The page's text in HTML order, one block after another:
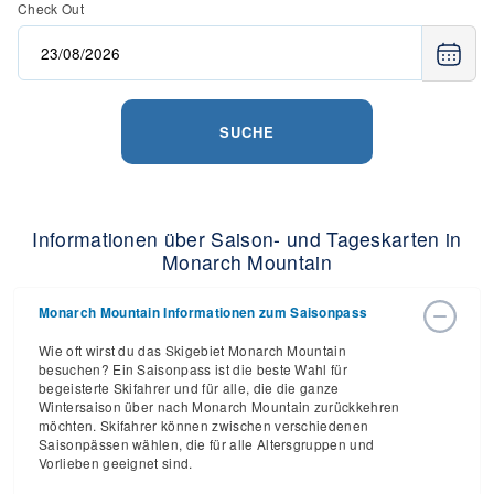
Check Out
SUCHE
Informationen über Saison- und Tageskarten in
Monarch Mountain
Monarch Mountain Informationen zum Saisonpass
Wie oft wirst du das Skigebiet Monarch Mountain
besuchen? Ein Saisonpass ist die beste Wahl für
begeisterte Skifahrer und für alle, die die ganze
Wintersaison über nach Monarch Mountain zurückkehren
möchten. Skifahrer können zwischen verschiedenen
Saisonpässen wählen, die für alle Altersgruppen und
Vorlieben geeignet sind.